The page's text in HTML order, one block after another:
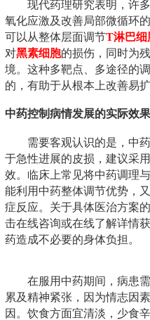
现代药理研究表明，许
氧化应激及改善局部微循环
可以从整体层面调节T淋巴细
对黑素细胞的损伤，同时为
境。这种多靶点、多途径的
的，有助于从根本上改善易
中药控制病情发展的实际效果
需要客观认识的是，中
于急性进展的皮损，建议采
效。临床上常见将中药调理
能利用中药整体调节优势，
症反应。关于具体医治方案
击在线咨询或在线了解详情
药造成不必要的身体负担。
在服用中药期间，病患
累及精神紧张，因为情志因
因。饮食方面宜清淡，少食